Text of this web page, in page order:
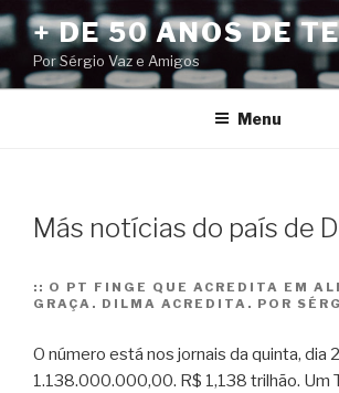
Pular
para
o
conteúdo
+ DE 50 ANOS DE
Por Sérgio Vaz e Amigos
Menu
Más notícias do país de
:: O PT FINGE QUE ACREDITA EM
GRAÇA. DILMA ACREDITA. POR
O número está nos jornais da quinta, dia
1.138.000.000,00. R$ 1,138 trilhão. Um